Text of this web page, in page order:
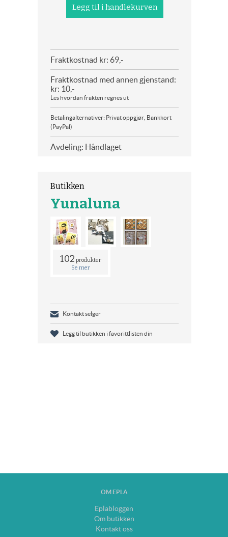
Fraktkostnad kr: 69,-
Fraktkostnad med annen gjenstand:
kr: 10,-
Les hvordan frakten regnes ut
Betalingalternativer: Privat oppgjør, Bankkort
(PayPal)
Avdeling: Håndlaget
Butikken
Yunaluna
102 produkter
Se mer
Kontakt selger
Legg til butikken i favorittlisten din
OM EPLA
Eplabloggen
Om butikken
Kontakt oss